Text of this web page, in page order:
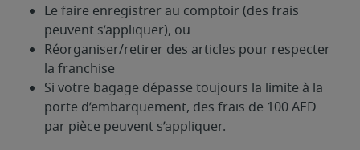
Le faire enregistrer au comptoir (des frais
peuvent s’appliquer), ou
Réorganiser/retirer des articles pour respecter
la franchise
Si votre bagage dépasse toujours la limite à la
porte d’embarquement, des frais de 100 AED
par pièce peuvent s’appliquer.